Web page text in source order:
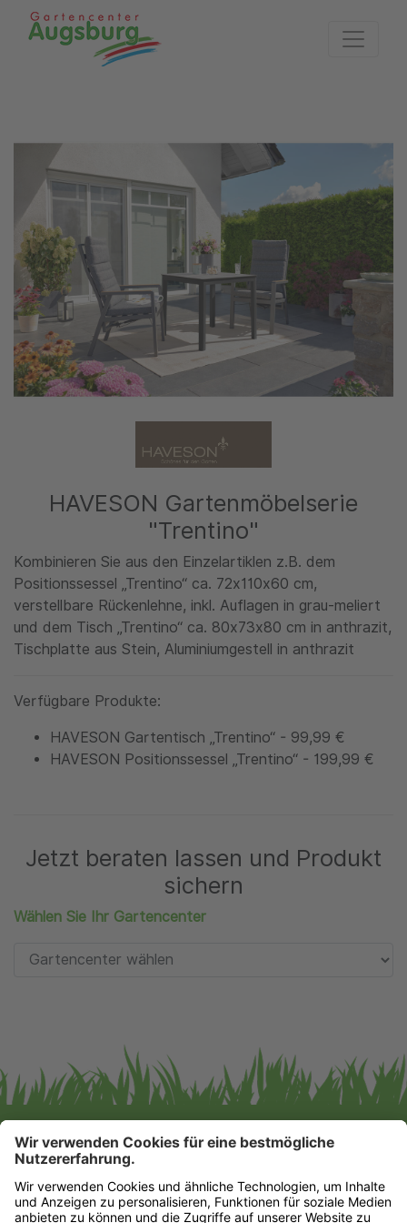
HAVESON Gartenmöbelserie
"Trentino"
Kombinieren Sie aus den Einzelartiklen z.B. dem
Positionssessel „Trentino“ ca. 72x110x60 cm,
verstellbare Rückenlehne, inkl. Auflagen in grau-meliert
und dem Tisch „Trentino“ ca. 80x73x80 cm in anthrazit,
Tischplatte aus Stein, Aluminiumgestell in anthrazit
Verfügbare Produkte:
HAVESON Gartentisch „Trentino“ - 99,99 €
HAVESON Positionssessel „Trentino“ - 199,99 €
Jetzt beraten lassen und Produkt
sichern
Wählen Sie Ihr Gartencenter
Gartencenter Augsburg GmbH & Co. KG
Impressum|Datenschutz
Datenschutz-Einstellungen